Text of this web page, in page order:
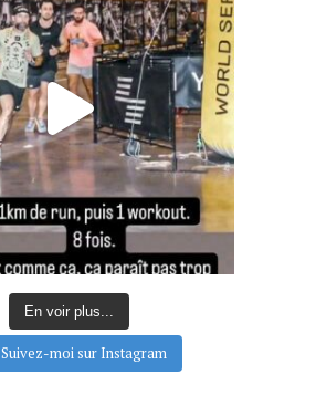
En voir plus...
Suivez-moi sur Instagram